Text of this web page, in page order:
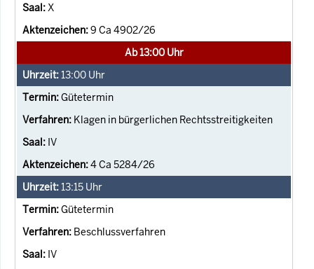
X
9 Ca 4902/26
Ab 13:00 Uhr
13:00 Uhr
Gütetermin
Klagen in bürgerlichen Rechtsstreitigkeiten
IV
4 Ca 5284/26
13:15 Uhr
Gütetermin
Beschlussverfahren
IV